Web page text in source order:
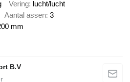
Vering lucht/lucht
Aantal assen 3
mm
B.V